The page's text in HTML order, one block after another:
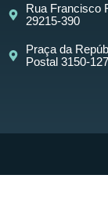
Rua Francisco
29215-390
Praça da
Postal 3150-127